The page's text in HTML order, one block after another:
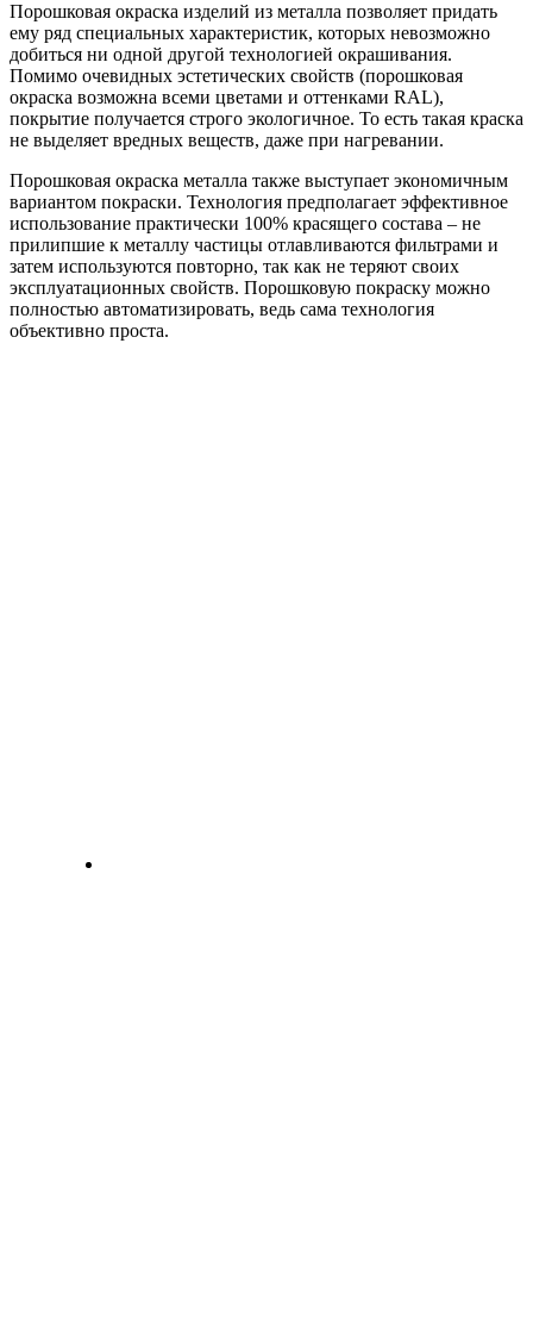
Порошковая окраска изделий из металла позволяет придать
ему ряд специальных характеристик, которых невозможно
добиться ни одной другой технологией окрашивания.
Помимо очевидных эстетических свойств (порошковая
окраска возможна всеми цветами и оттенками RAL),
покрытие получается строго экологичное. То есть такая краска
не выделяет вредных веществ, даже при нагревании.
Порошковая окраска металла также выступает экономичным
вариантом покраски. Технология предполагает эффективное
использование практически 100% красящего состава – не
прилипшие к металлу частицы отлавливаются фильтрами и
затем используются повторно, так как не теряют своих
эксплуатационных свойств. Порошковую покраску можно
полностью автоматизировать, ведь сама технология
объективно проста.